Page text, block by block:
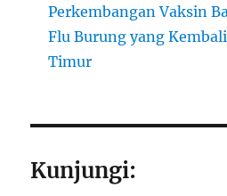
Perkembangan Vaksin
Flu Burung yang
Timur
Kunjungi: